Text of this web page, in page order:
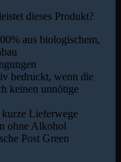
dieses Produkt?
aus biologischem,
bedruckt, wenn die
keinen unnötige
Lieferwege
ohne Alkohol
Post Green